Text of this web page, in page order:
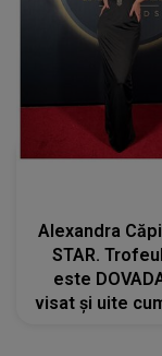
Alexandra
STAR.
este
visat și uite